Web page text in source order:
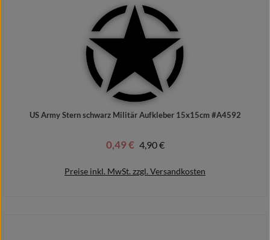
US Army Stern schwarz Militär Aufkleber 15x15cm #A4592
Verkaufspreis:
0,49 € Regulärer Preis:
4,90 €
Preise inkl. MwSt. zzgl. Versandkosten